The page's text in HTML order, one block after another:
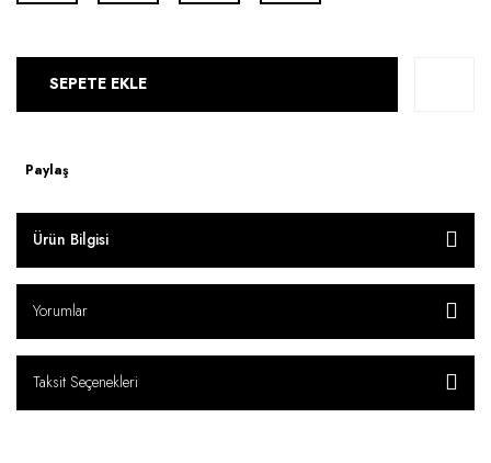
SEPETE EKLE
Paylaş
Ürün Bilgisi
Yorumlar
Taksit Seçenekleri